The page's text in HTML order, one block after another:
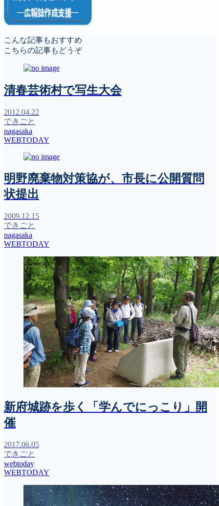
こんな記事もおすすめ
こちらの記事もどうぞ
清春芸術村で写生大会
2012.04.22
できごと
nagasaka
WEBTODAY
明野廃棄物対策協が、市長に公開質問
状提出
2009.12.15
できごと
nagasaka
WEBTODAY
新府城跡を歩く「学んでにっこり」開
催
2017.06.05
できごと
webtoday
WEBTODAY